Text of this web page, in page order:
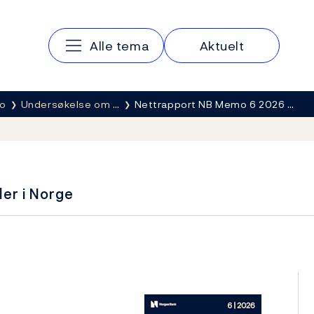
Hovedmeny
Alle tema Aktuelt
Undersøkelse om … Nettrapport NB Memo 6 2026 …
i Norge